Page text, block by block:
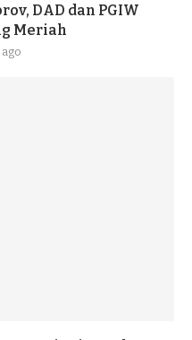
DAD dan PGIW
Meriah
ago